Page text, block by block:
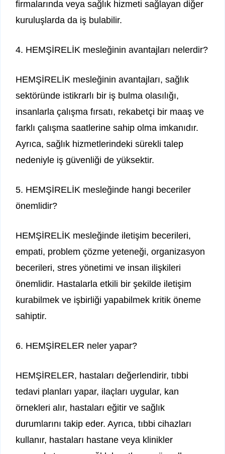
firmalarında veya sağlık hizmeti sağlayan diğer
kuruluşlarda da iş bulabilir.
4. HEMŞİRELİK mesleğinin avantajları nelerdir?
HEMŞİRELİK mesleğinin avantajları, sağlık
sektöründe istikrarlı bir iş bulma olasılığı,
insanlarla çalışma fırsatı, rekabetçi bir maaş ve
farklı çalışma saatlerine sahip olma imkanıdır.
Ayrıca, sağlık hizmetlerindeki sürekli talep
nedeniyle iş güvenliği de yüksektir.
5. HEMŞİRELİK mesleğinde hangi beceriler
önemlidir?
HEMŞİRELİK mesleğinde iletişim becerileri,
empati, problem çözme yeteneği, organizasyon
becerileri, stres yönetimi ve insan ilişkileri
önemlidir. Hastalarla etkili bir şekilde iletişim
kurabilmek ve işbirliği yapabilmek kritik öneme
sahiptir.
6. HEMŞİRELER neler yapar?
HEMŞİRELER, hastaları değerlendirir, tıbbi
tedavi planları yapar, ilaçları uygular, kan
örnekleri alır, hastaları eğitir ve sağlık
durumlarını takip eder. Ayrıca, tıbbi cihazları
kullanır, hastaları hastane veya klinikler